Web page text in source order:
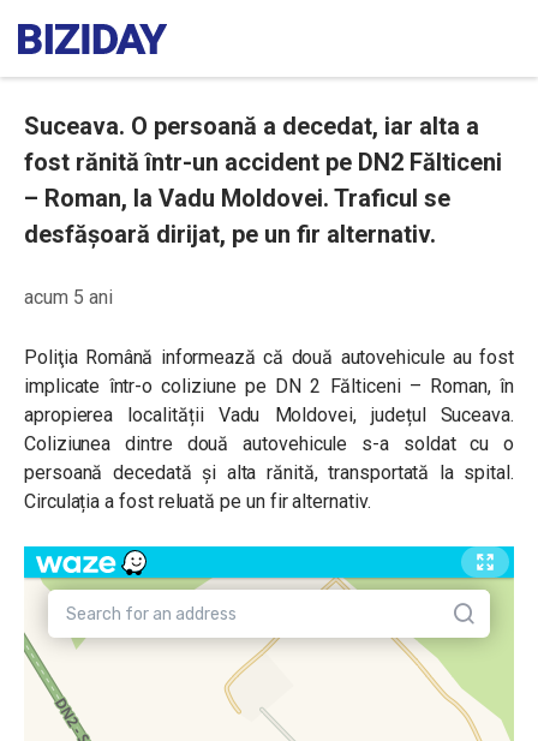
Suceava. O persoană a decedat, iar alta a
fost rănită într-un accident pe DN2 Fălticeni
– Roman, la Vadu Moldovei. Traficul se
desfășoară dirijat, pe un fir alternativ.
acum 5 ani
Poliţia Română informează că două autovehicule au fost
implicate într-o coliziune pe DN 2 Fălticeni – Roman, în
apropierea localității Vadu Moldovei, județul Suceava.
Coliziunea dintre două autovehicule s-a soldat cu o
persoană decedată și alta rănită, transportată la spital.
Circulația a fost reluată pe un fir alternativ.